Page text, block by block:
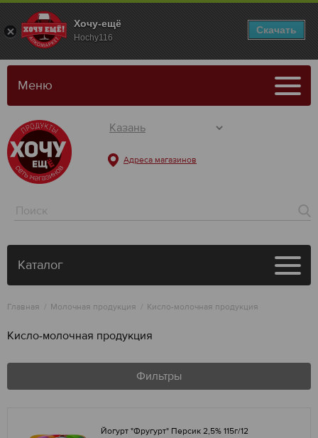
Хочу-ещё
Hochy116
Скачать
Меню
Адреса магазинов
Каталог
Главная Молочная продукция Кисло-молочная продукция
Кисло-молочная продукция
Фильтры
Йогурт "Фругурт" Персик 2,5% 115г/12